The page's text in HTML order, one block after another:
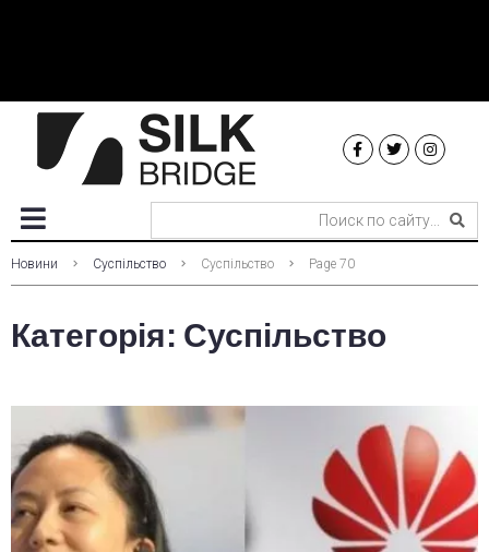
Новини Суспільство Суспільство Page 70
Категорія: Суспільство